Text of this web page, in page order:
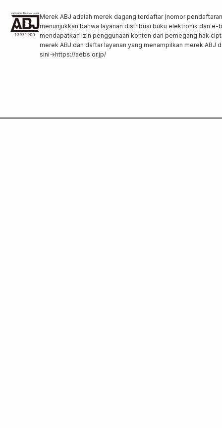
Merek ABJ adalah merek dagang terdaftar (nomor
menunjukkan bahwa layanan distribusi buku elektronik dan e-
mendapatkan izin penggunaan konten dari pemegang hak
merek ABJ dan daftar layanan yang menampilkan merek ABJ
sini→https://aebs.or.jp/